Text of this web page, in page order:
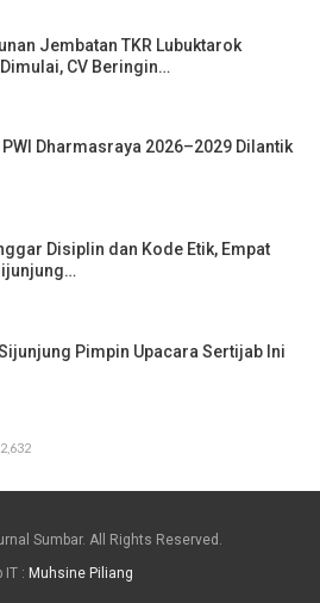
Jembatan TKR Lubuktarok
CV Beringin…
Dharmasraya 2026–2029 Dilantik
Disiplin dan Kode Etik, Empat
Pimpin Upacara Sertijab Ini
Sumbar. All Rights Reserved.
IT : Muhsine Piliang